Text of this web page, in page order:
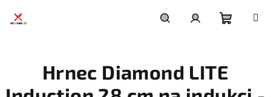
košík
Hrnec Diamond LITE